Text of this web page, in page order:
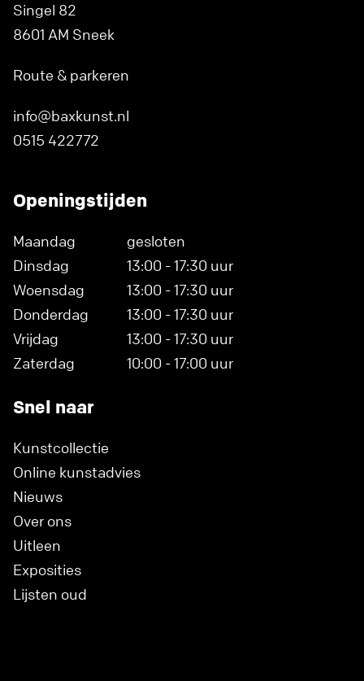
Singel 82
8601 AM Sneek
Route & parkeren
info@baxkunst.nl
0515 422772
Openingstijden
Maandag
gesloten
Dinsdag
13:00 - 17:30 uur
Woensdag
13:00 - 17:30 uur
Donderdag
13:00 - 17:30 uur
Vrijdag
13:00 - 17:30 uur
Zaterdag
10:00 - 17:00 uur
Snel naar
Kunstcollectie
Online kunstadvies
Nieuws
Over ons
Uitleen
Exposities
Lijsten oud